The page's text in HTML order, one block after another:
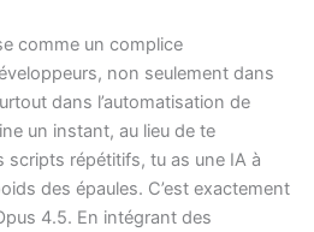
comme un complice
non seulement dans
dans l’automatisation de
un instant, au lieu de te
scripts répétitifs, tu as une IA à
des épaules. C’est exactement
4.5. En intégrant des